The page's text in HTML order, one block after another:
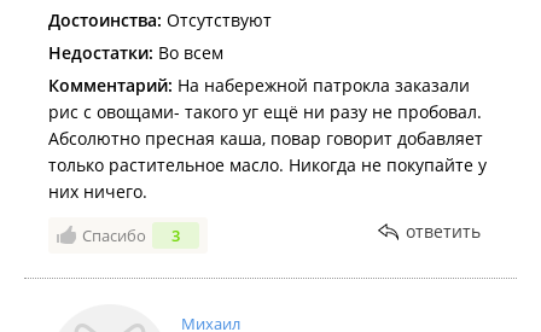
Достоинства: Отсутствуют
Недостатки: Во всем
Комментарий: На набережной патрокла заказали
рис с овощами- такого уг ещё ни разу не пробовал.
Абсолютно пресная каша, повар говорит добавляет
только растительное масло. Никогда не покупайте у
них ничего.
Спасибо 3 ответить
Михаил